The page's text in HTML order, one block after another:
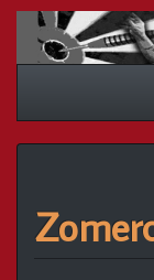
Spring
inhoud